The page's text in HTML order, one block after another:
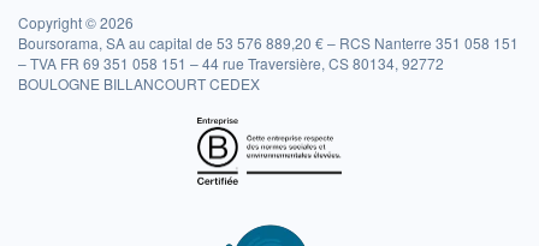
Copyright © 2026
Boursorama, SA au capital de 53 576 889,20 € – RCS Nanterre 351 058 151
– TVA FR 69 351 058 151 – 44 rue Traversière, CS 80134, 92772
BOULOGNE BILLANCOURT CEDEX